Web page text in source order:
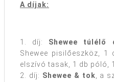
A díjak:
1. díj: Shewee túlélő
Shewee pisilőeszköz,
elszívó tasak, 1 db póló,
2. díj: Shewee & tok, a